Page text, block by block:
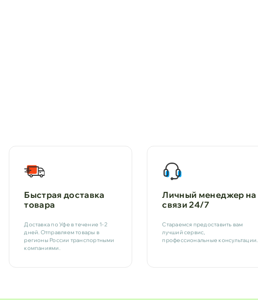
Быстрая доставка
товара
Доставка по Уфе в течение 1-2
дней. Отправляем товары в
регионы России транспортными
компаниями.
Личный менеджер на
связи 24/7
Стараемся предоставить вам
лучший сервис,
профессиональные консультации.